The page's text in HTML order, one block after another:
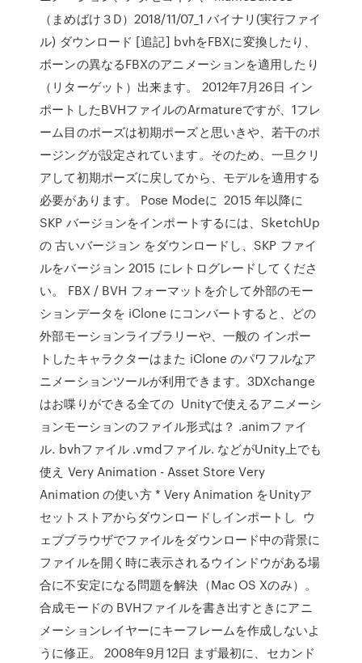
（まめばけ３D）2018/11/07_1 バイナリ(実行ファイ
ル) ダウンロード [追記] bvhをFBXに変換したり、
ボーンの異なるFBXのアニメーションを適用したり
（リターゲット）出来ます。 2012年7月26日 イン
ポートしたBVHファイルのArmatureですが、1フレ
ーム目のポーズは初期ポーズと思いきや、若干のポ
ージングが設定されています。そのため、一旦クリ
アして初期ポーズに戻してから、モデルを適用する
必要があります。 Pose Modeに 2015 年以降に
SKP バージョンをインポートするには、SketchUp
の 古いバージョン をダウンロードし、SKP ファイ
ルをバージョン 2015 にレトログレードしてくださ
い。 FBX / BVH フォーマットを介して外部のモー
ションデータを iClone にコンバートすると、どの
外部モーションライブラリーや、一般の インポー
トしたキャラクターはまた iClone のパワフルなア
ニメーションツールが利用できます。3DXchange
はお喋りができる全ての Unityで使えるアニメーシ
ョンモーションのファイル形式は？ .animファイ
ル. bvhファイル .vmdファイル. などがUnity上でも
使え Very Animation - Asset Store Very
Animation の使い方 * Very Animation をUnityア
セットストアからダウンロードしインポートし ウ
ェブブラウザでファイルをダウンロード中の背景に
ファイルを開く時に表示されるウインドウがある場
合に不安定になる問題を解決（Mac OS Xのみ）。
合成モードの BVHファイルを書き出すときにアニ
メーションレイヤーにキーフレームを作成しないよ
うに修正。 2008年9月12日 まず最初に、セカンド